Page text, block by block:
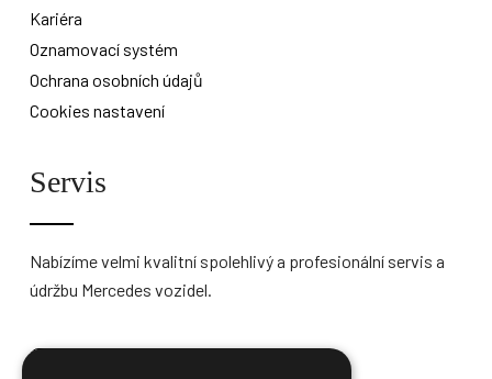
Kariéra
Oznamovací systém
Ochrana osobních údajů
Cookies nastavení
Servis
Nabízíme velmi kvalitní spolehlivý a profesionální servis a
údržbu Mercedes vozidel.